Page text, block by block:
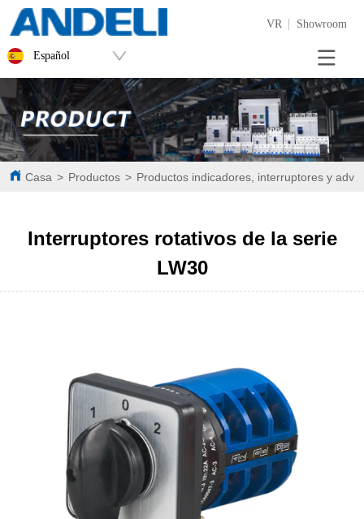
VR Showroom
Español
Casa > Productos > Productos indicadores, interruptores y
Interruptores rotativos de la serie
LW30